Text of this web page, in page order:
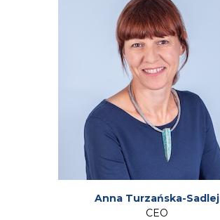
Anna Turzańska-Sadlej
CEO